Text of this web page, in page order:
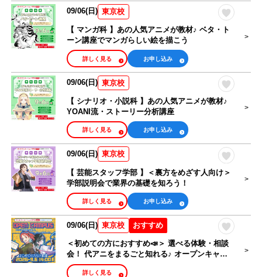
09/06(日) 東京校
【 マンガ科 】あの人気アニメが教材♪ ベタ・ト
ーン講座でマンガらしい絵を描こう
お申し込み
詳しく見る
09/06(日) 東京校
【 シナリオ・小説科 】あの人気アニメが教材♪
YOANI流・ストーリー分析講座
お申し込み
詳しく見る
09/06(日) 東京校
【 芸能スタッフ学部 】＜裏方をめざす人向け＞
学部説明会で業界の基礎を知ろう！
お申し込み
詳しく見る
おすすめ
09/06(日) 東京校
＜初めての方におすすめ📣＞ 選べる体験・相談
会！ 代アニをまるごと知れる♪ オープンキャン
パス🎉
詳しく見る